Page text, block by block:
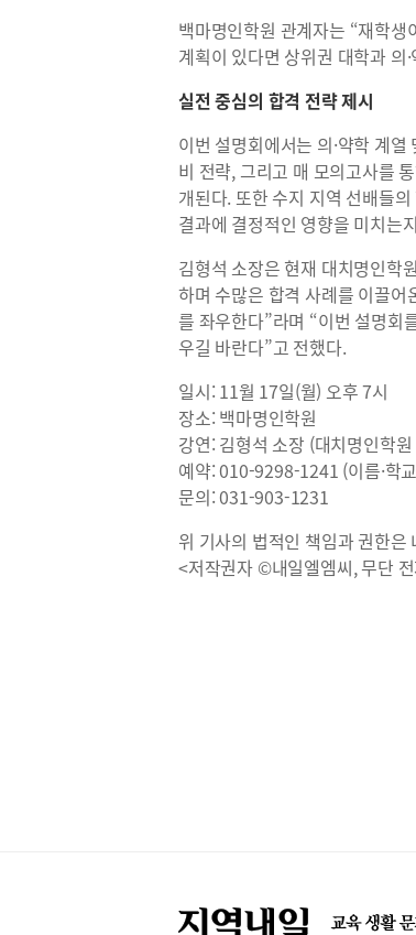
백마명인학원 관계자는 “재학
계획이 있다면 상위권 대학과 의
실전 중심의 합격 전략 제시
이번 설명회에서는 의·약학 계
비 전략, 그리고 매 모의고사를
개된다. 또한 수지 지역 선배들
결과에 결정적인 영향을 미치는
김형석 소장은 현재 대치명인학
하며 수많은 합격 사례를 이끌어
를 좌우한다”라며 “이번 설명회
우길 바란다”고 전했다.
일시: 11월 17일(월) 오후 7시
장소: 백마명인학원
강연: 김형석 소장 (대치명인학
예약: 010-9298-1241 (이름·학
문의: 031-903-1231
위 기사의 법적인 책임과 권한은
<저작권자 ©내일엘엠씨, 무단